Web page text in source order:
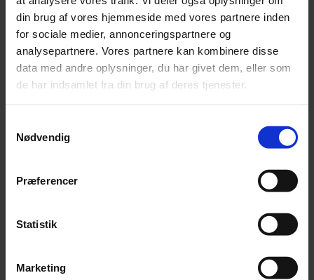
din brug af vores hjemmeside med vores partnere inden
for sociale medier, annonceringspartnere og
analysepartnere. Vores partnere kan kombinere disse
data med andre oplysninger, du har givet dem, eller som
de har indsamlet fra din brug af deres tjenester.
Nødvendig
Præferencer
Statistik
Marketing
virksomhedens samlede forretningsmål.
Bemærk, at denne kundecase er blevet til i regi af Sutainable Business
Solutionens, som i januar 2025 blev en del af Beierholm Bæredygtighed.
indenfor bæredygtighed, og hvilke